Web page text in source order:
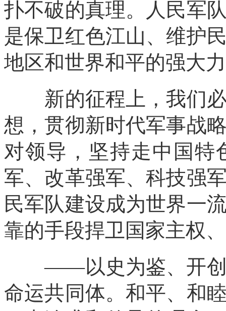
扑不破的真理。人民军
是保卫红色江山、维护
地区和世界和平的强大
新的征程上，我们必
想，贯彻新时代军事战
对领导，坚持走中国特
军、改革强军、科技强
民军队建设成为世界一
靠的手段捍卫国家主权
——以史为鉴、开创
命运共同体。和平、和